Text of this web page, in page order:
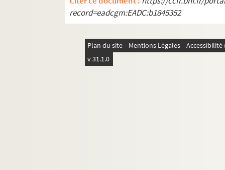
record=eadcgm:EADC:b1845352
Plan du site Mentions Légales
v 31.1.0